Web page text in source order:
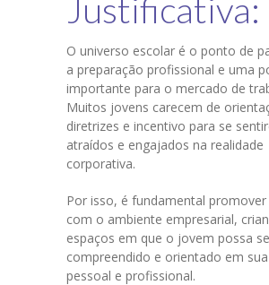
Justificativa:
O universo escolar é o ponto de
a preparação profissional e uma
importante para o mercado de
Muitos jovens carecem de
diretrizes e incentivo para se
atraídos e engajados na realidade
corporativa.
Por isso, é fundamental
com o ambiente empresarial,
espaços em que o jovem possa
compreendido e orientado em
pessoal e profissional.